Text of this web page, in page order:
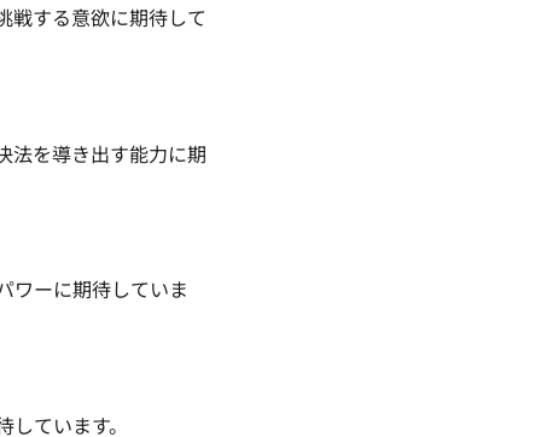
戦する意欲に期待して
法を導き出す能力に期
ワーに期待していま
ています。